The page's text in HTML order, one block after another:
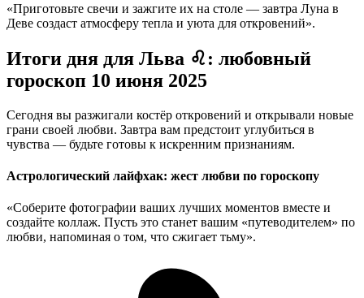
«Приготовьте свечи и зажгите их на столе — завтра Луна в
Деве создаст атмосферу тепла и уюта для откровений».
Итоги дня для Льва ♌: любовный
гороскоп 10 июня 2025
Сегодня вы разжигали костёр откровений и открывали новые
грани своей любви. Завтра вам предстоит углубиться в
чувства — будьте готовы к искренним признаниям.
Астрологический лайфхак: жест любви по гороскопу
«Соберите фотографии ваших лучших моментов вместе и
создайте коллаж. Пусть это станет вашим «путеводителем» по
любви, напоминая о том, что сжигает тьму».